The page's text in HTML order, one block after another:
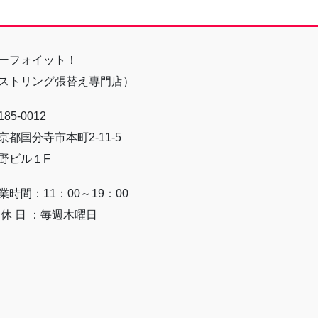
フォイット！
ストリング張替え専門店）
0012
都国分寺市本町2-11-5
ビル１F
時間：11：00～19：00
日 ：毎週木曜日